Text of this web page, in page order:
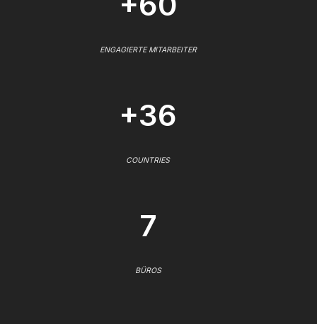
ENGAGIERTE MITARBEITER
+36
COUNTRIES
7
BÜROS